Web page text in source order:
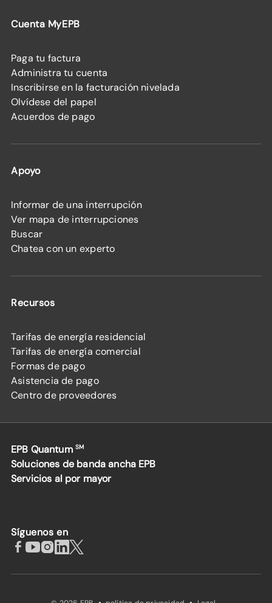
Cuenta MyEPB
Paga tu factura
Administra tu cuenta
Inscribirse en la facturación nivelada
Olvídese del papel
Acuerdos de pago
Apoyo
Informar de una interrupción
Ver mapa de interrupciones
Buscar
Chatea con un experto
Recursos
Tarifas de energía residencial
Tarifas de energía comercial
Formas de pago
Asistencia de pago
Centro de proveedores
EPB Quantum SM
Soluciones de banda ancha EPB
Servicios al por mayor
Síguenos en